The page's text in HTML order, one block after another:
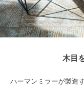
木目
ハーマンミラーが製造